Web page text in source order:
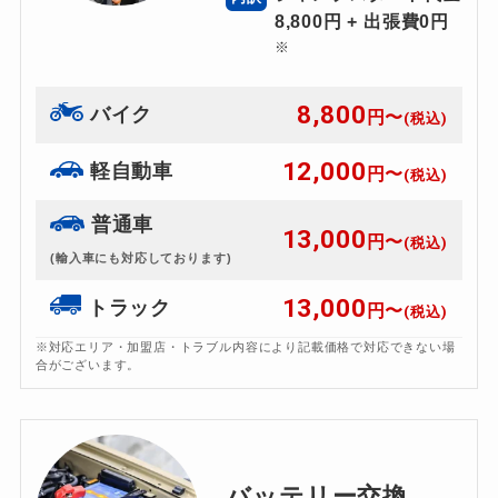
8,800円 + 出張費0円
※
バイク 8,800 円〜(税込)
軽自動車 12,000 円〜(税込)
普通車
(輸入車にも対応しております)
13,000 円〜(税込)
トラック 13,000 円〜(税込)
※対応エリア・加盟店・トラブル内容により記載価格で対応できない場
合がございます。